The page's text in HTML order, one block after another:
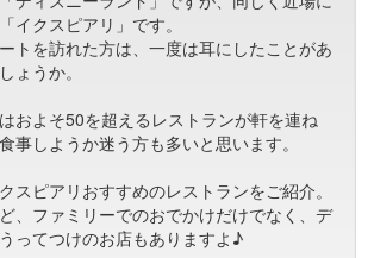
イクスピアリ」です。
トを訪れた方は、一度は耳にしたことがあ
ょうか。
およそ50を超えるレストランが軒を連ね
事しようか迷う方も多いと思います。
スピアリおすすめのレストランをご紹介。
、ファミリーでのおでかけだけでなく、デ
ってつけのお店もありますよ♪